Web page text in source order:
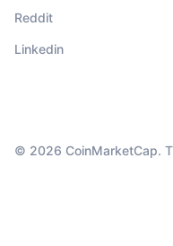
Reddit
Linkedin
© 2026 CoinMarketCap.